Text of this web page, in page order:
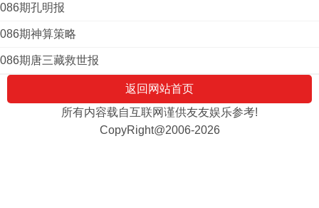
086期孔明报
086期神算策略
086期唐三藏救世报
返回网站首页
所有内容载自互联网谨供友友娱乐参考!
CopyRight@2006-2026